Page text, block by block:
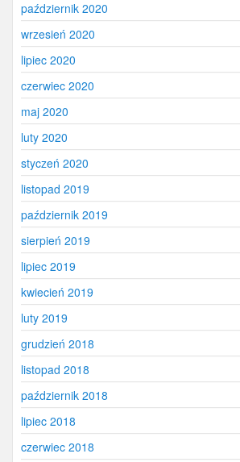
październik 2020
wrzesień 2020
lipiec 2020
czerwiec 2020
maj 2020
luty 2020
styczeń 2020
listopad 2019
październik 2019
sierpień 2019
lipiec 2019
kwiecień 2019
luty 2019
grudzień 2018
listopad 2018
październik 2018
lipiec 2018
czerwiec 2018